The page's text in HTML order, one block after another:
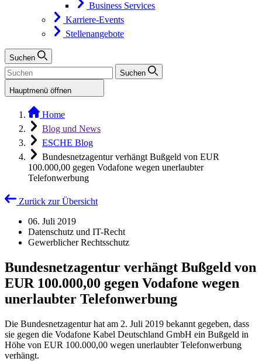
Business Services
Karriere-Events
Stellenangebote
Suchen
Suchen
Hauptmenü öffnen
Home
Blog und News
ESCHE Blog
Bundesnetzagentur verhängt Bußgeld von EUR
100.000,00 gegen Vodafone wegen unerlaubter
Telefonwerbung
Zurück zur Übersicht
06. Juli 2019
Datenschutz und IT-Recht
Gewerblicher Rechtsschutz
Bundesnetzagentur verhängt Bußgeld von
EUR 100.000,00 gegen Vodafone wegen
unerlaubter Telefonwerbung
Die Bundesnetzagentur hat am 2. Juli 2019 bekannt gegeben, dass
sie gegen die Vodafone Kabel Deutschland GmbH ein Bußgeld in
Höhe von EUR 100.000,00 wegen unerlaubter Telefonwerbung
verhängt.